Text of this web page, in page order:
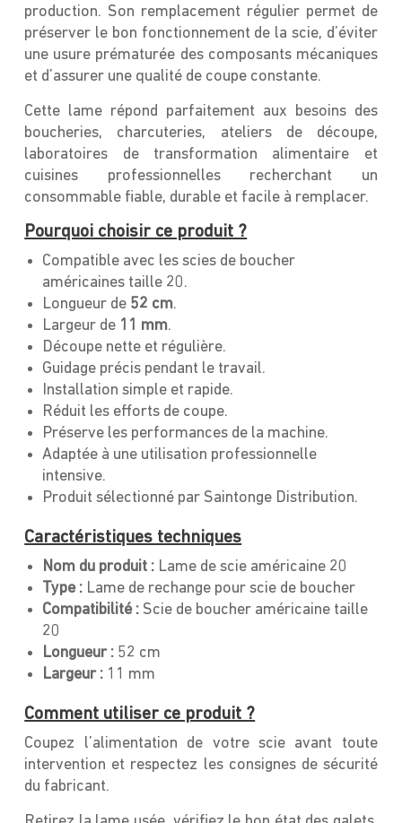
production. Son remplacement régulier permet de
préserver le bon fonctionnement de la scie, d’éviter
une usure prématurée des composants mécaniques
et d’assurer une qualité de coupe constante.
Cette lame répond parfaitement aux besoins des
boucheries, charcuteries, ateliers de découpe,
laboratoires de transformation alimentaire et
cuisines professionnelles recherchant un
consommable fiable, durable et facile à remplacer.
Pourquoi choisir ce produit ?
Compatible avec les scies de boucher
américaines taille 20.
Longueur de 52 cm.
Largeur de 11 mm.
Découpe nette et régulière.
Guidage précis pendant le travail.
Installation simple et rapide.
Réduit les efforts de coupe.
Préserve les performances de la machine.
Adaptée à une utilisation professionnelle
intensive.
Produit sélectionné par Saintonge Distribution.
Caractéristiques techniques
Nom du produit : Lame de scie américaine 20
Type : Lame de rechange pour scie de boucher
Compatibilité : Scie de boucher américaine taille
20
Longueur : 52 cm
Largeur : 11 mm
Comment utiliser ce produit ?
Coupez l’alimentation de votre scie avant toute
intervention et respectez les consignes de sécurité
du fabricant.